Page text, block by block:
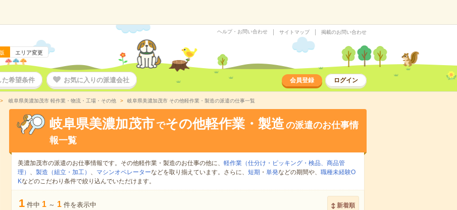
エリア変更
ヘルプ・お問い合わせ サイトマップ 掲載のお問い合わせ
た希望条件 お気に入りの派遣会社 会員登録 ログイン
岐阜県美濃加茂市 軽作業・物流・工場・その他 岐阜県美濃加茂市 その他軽作業・製造の派遣の仕事一覧
岐阜県美濃加茂市 でその他軽作業・製造の派遣のお仕事情
報一覧
美濃加茂市の派遣のお仕事情報です。その他軽作業・製造のお仕事の他に、 軽作業（仕分け・ピッキング・検品、商品管
理） 、 製造（組立・加工） 、 マシンオペレーターなどを取り揃えています。さらに、 短期 ・ 単発などの期間や、 職種未経験O
Kなどのこだわり条件で絞り込んでいただけます。
1 件中 1 ～ 1 件を表示中 新着順